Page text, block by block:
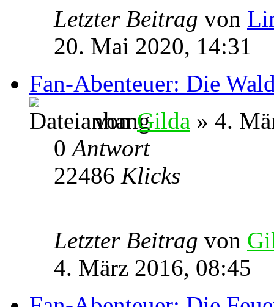
Letzter Beitrag von
20. Mai 2020, 14:31
Fan-Abenteuer: Die
vonGilda » 4.
0Antwort
22486 Klicks
Letzter Beitrag von
4. März 2016, 08:45